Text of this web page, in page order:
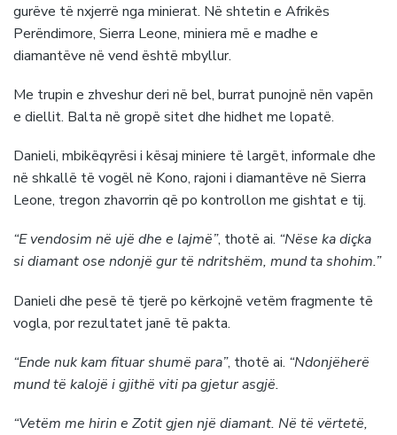
gurëve të nxjerrë nga minierat. Në shtetin e Afrikës
Perëndimore, Sierra Leone, miniera më e madhe e
diamantëve në vend është mbyllur.
Me trupin e zhveshur deri në bel, burrat punojnë nën vapën
e diellit. Balta në gropë sitet dhe hidhet me lopatë.
Danieli, mbikëqyrësi i kësaj miniere të largët, informale dhe
në shkallë të vogël në Kono, rajoni i diamantëve në Sierra
Leone, tregon zhavorrin që po kontrollon me gishtat e tij.
“E vendosim në ujë dhe e lajmë”, thotë ai. “Nëse ka diçka
si diamant ose ndonjë gur të ndritshëm, mund ta shohim.”
Danieli dhe pesë të tjerë po kërkojnë vetëm fragmente të
vogla, por rezultatet janë të pakta.
“Ende nuk kam fituar shumë para”, thotë ai. “Ndonjëherë
mund të kalojë i gjithë viti pa gjetur asgjë.
“Vetëm me hirin e Zotit gjen një diamant. Në të vërtetë,